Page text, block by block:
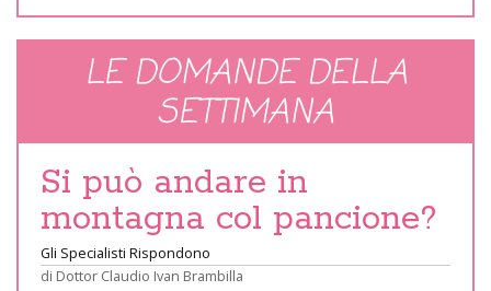
LE DOMANDE DELLA
SETTIMANA
Si può andare in
montagna col pancione?
Gli Specialisti Rispondono
di Dottor Claudio Ivan Brambilla